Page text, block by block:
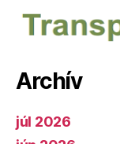
Archív
júl 2026